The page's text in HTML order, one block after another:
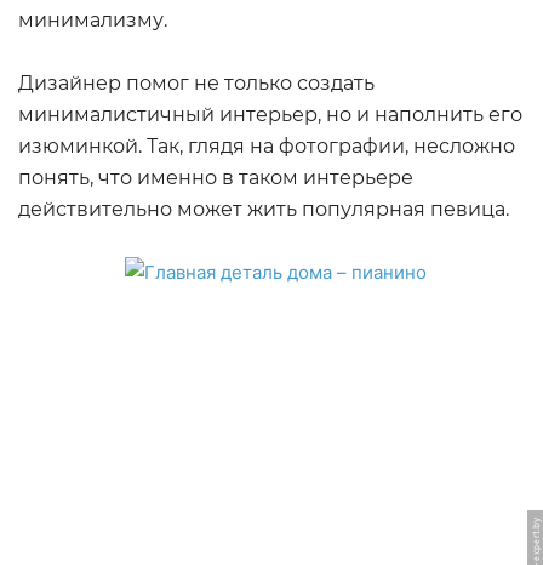
минимализму.
Дизайнер помог не только создать
минималистичный интерьер, но и наполнить его
изюминкой. Так, глядя на фотографии, несложно
понять, что именно в таком интерьере
действительно может жить популярная певица.